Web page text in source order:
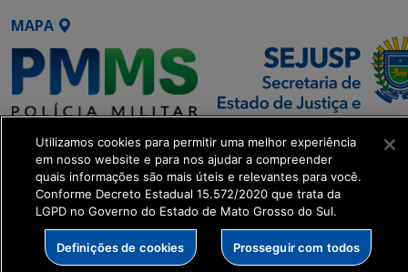
MAPA
SETDIG | Secretaria-Executiva
de Transformação Digital
get_footer();
Utilizamos cookies para permitir uma melhor experiência
em nosso website e para nos ajudar a compreender
quais informações são mais úteis e relevantes para você.
Conforme Decreto Estadual 15.572/2020 que trata da
LGPD no Governo do Estado de Mato Grosso do Sul.
Definições de cookies Prosseguir com todos